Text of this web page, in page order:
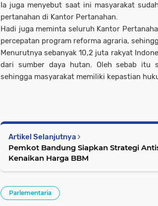
Ia juga menyebut saat ini masyarakat
pertanahan di Kantor Pertanahan.
Hadi juga meminta seluruh Kantor
percepatan program reforma agraria,
Menurutnya sebanyak 10,2 juta rakyat
dari sumber daya hutan. Oleh sebab itu
sehingga masyarakat memiliki kepastian
Artikel Selanjutnya
Pemkot Bandung Siapkan Strategi
Kenaikan Harga BBM
Parlementaria